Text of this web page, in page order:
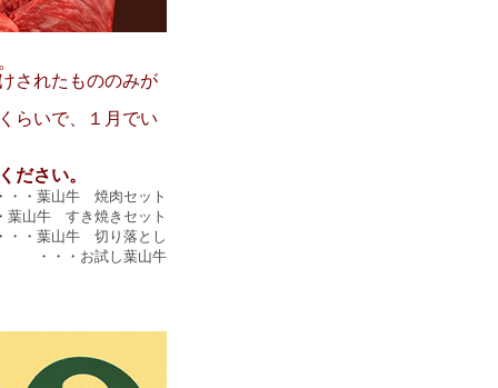
されたもののみが
らいで、１月でい
ださい。
・・ 葉山牛 焼肉セット
葉山牛 すき焼きセット
・・ 葉山牛 切り落とし
・・・ お試し葉山牛